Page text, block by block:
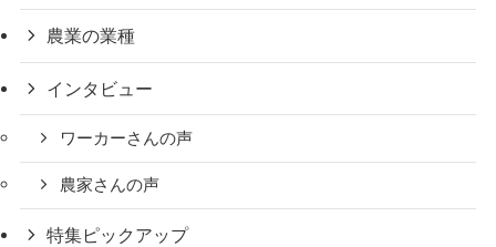
農業の業種
インタビュー
ワーカーさんの声
農家さんの声
特集ピックアップ